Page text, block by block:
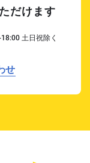
だけます
せ